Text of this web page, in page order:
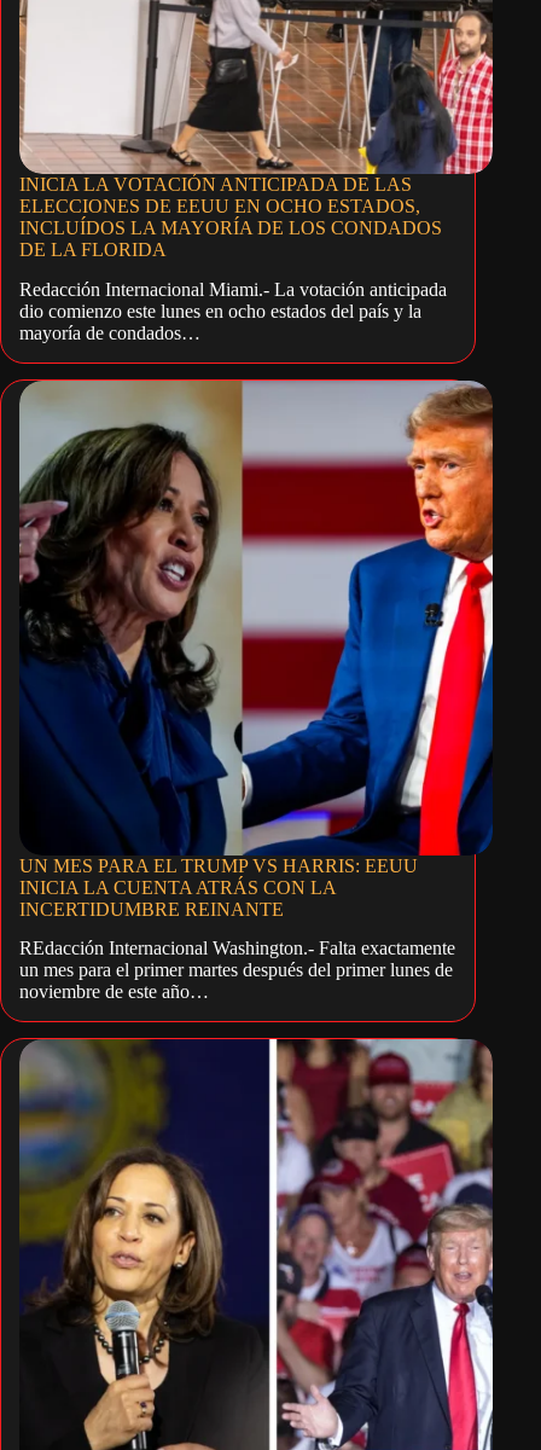
INICIA LA VOTACIÓN ANTICIPADA DE LAS
ELECCIONES DE EEUU EN OCHO ESTADOS,
INCLUÍDOS LA MAYORÍA DE LOS CONDADOS
DE LA FLORIDA
Redacción Internacional Miami.- La votación anticipada
dio comienzo este lunes en ocho estados del país y la
mayoría de condados…
UN MES PARA EL TRUMP VS HARRIS: EEUU
INICIA LA CUENTA ATRÁS CON LA
INCERTIDUMBRE REINANTE
REdacción Internacional Washington.- Falta exactamente
un mes para el primer martes después del primer lunes de
noviembre de este año…